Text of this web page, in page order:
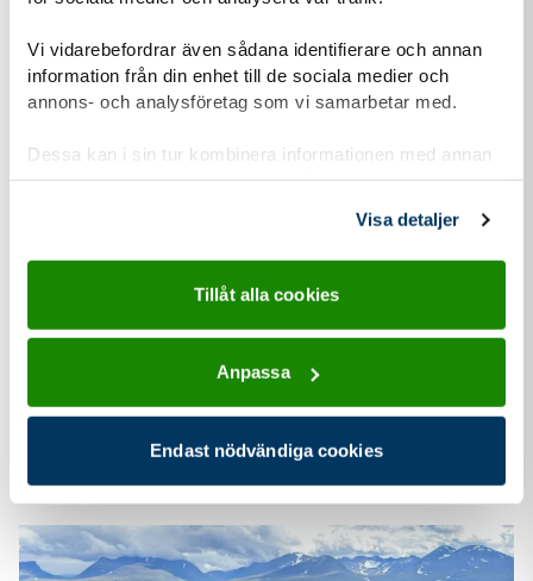
Vi vidarebefordrar även sådana identifierare och annan
information från din enhet till de sociala medier och
annons- och analysföretag som vi samarbetar med.
Dessa kan i sin tur kombinera informationen med annan
information som du har tillhandahållit eller som de har
Visa detaljer
Tillåt alla cookies
Anpassa
Endast nödvändiga cookies
2025
Snart jamboree igen: ”Vi vill lyfta engagemanget
med Emma Rydberg och Silje Martinsen som planerar